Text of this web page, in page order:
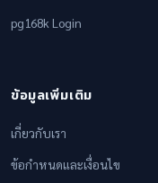
pg168k Login
ข้อมูลเพิ่มเติม
เกี่ยวกับเรา
ข้อกำหนดและเงื่อนไข